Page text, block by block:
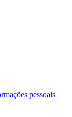
pessoais